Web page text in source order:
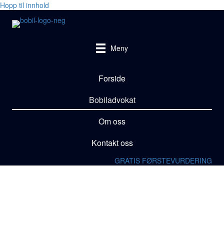
Hopp til innhold
Meny
Forside
Bobiladvokat
Om oss
Kontakt oss
GRATIS FØRSTEVURDERING